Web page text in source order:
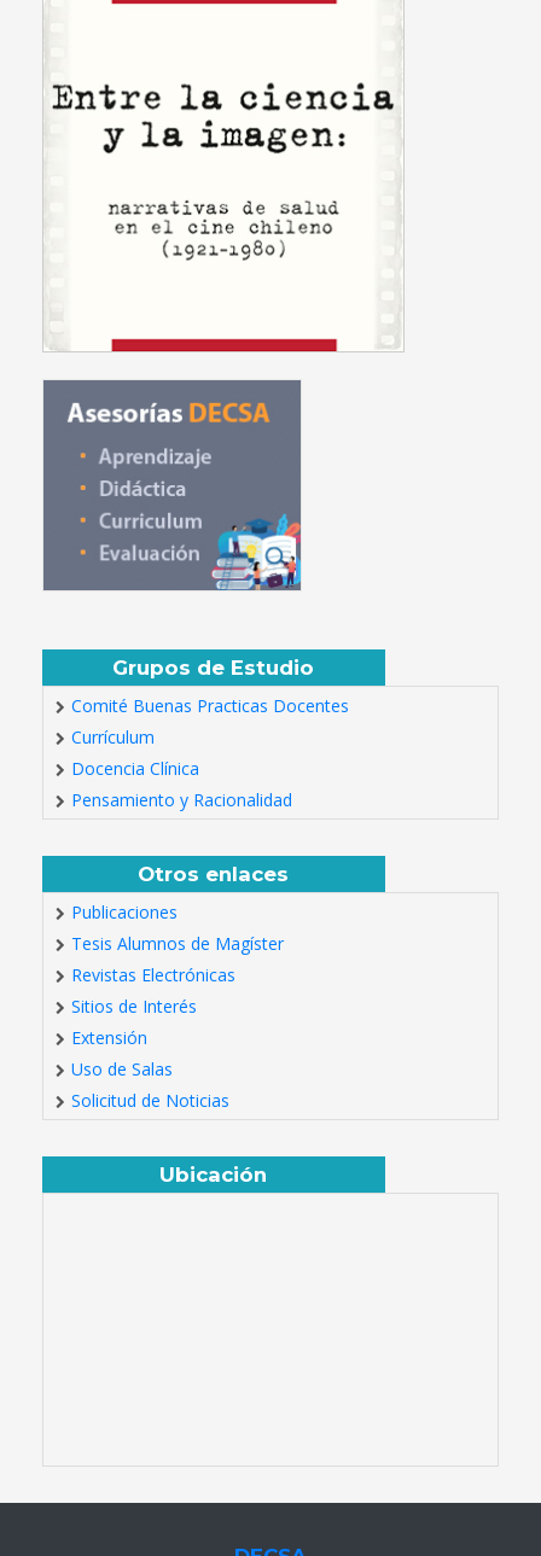
Grupos de Estudio
Comité Buenas Practicas Docentes
Currículum
Docencia Clínica
Pensamiento y Racionalidad
Otros enlaces
Publicaciones
Tesis Alumnos de Magíster
Revistas Electrónicas
Sitios de Interés
Extensión
Uso de Salas
Solicitud de Noticias
Ubicación